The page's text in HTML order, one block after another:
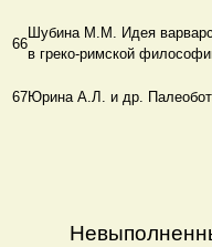
66
Шубина М.М. Идея
в греко-римской
67Юрина А.Л. и др.